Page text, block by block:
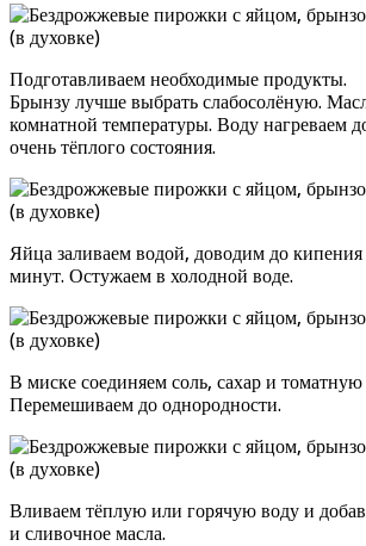
Подготавливаем необходимые продукты.
Брынзу лучше выбрать слабосолёную.
комнатной температуры. Воду нагреваем
очень тёплого состояния.
Яйца заливаем водой, доводим до
минут. Остужаем в холодной воде.
В миске соединяем соль, сахар и томатную
Перемешиваем до однородности.
Вливаем тёплую или горячую воду и
и сливочное масла.